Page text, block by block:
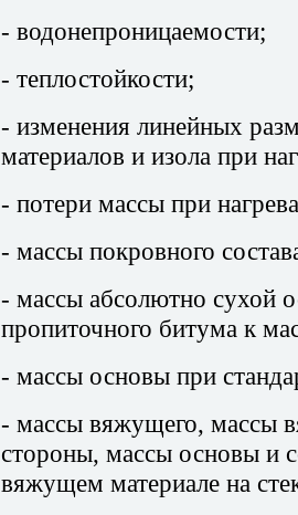
- водонепроницаемости;
- теплостойкости;
- изменения линейных
материалов и изола при
- потери массы при
- массы покровного
- массы абсолютно сухой
пропиточного битума к
- массы основы при
- массы вяжущего, массы
стороны, массы основы и
вяжущем материале на